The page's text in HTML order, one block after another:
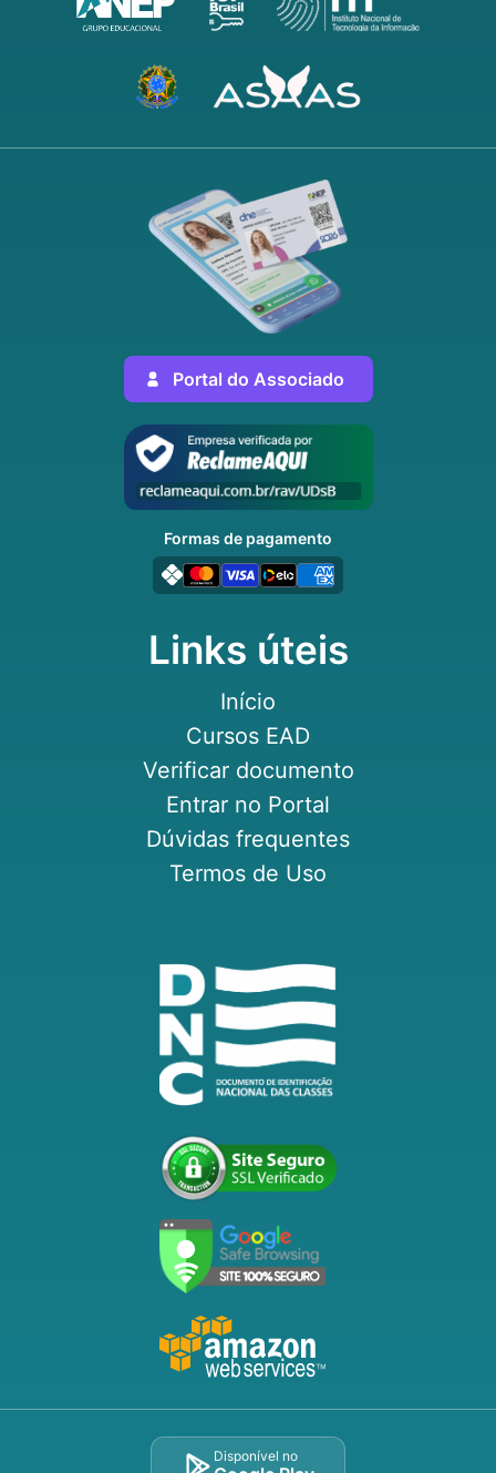
Links úteis
Início
Cursos EAD
Verificar documento
Entrar no Portal
Dúvidas frequentes
Termos de Uso
Portal do Associado
Formas de pagamento
Disponível no